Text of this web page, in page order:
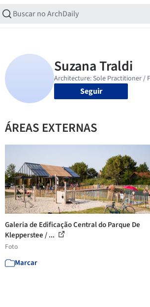
Seguir
ÁREAS EXTERNAS
Galeria de Edificação Central do Parque De
Klepperstee / ...
Foto
Marcar